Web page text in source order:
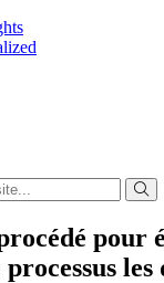
pour
les